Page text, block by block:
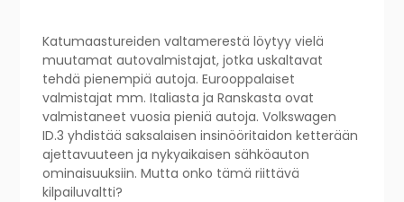
Katumaastureiden valtamerestä löytyy vielä
muutamat autovalmistajat, jotka uskaltavat
tehdä pienempiä autoja. Eurooppalaiset
valmistajat mm. Italiasta ja Ranskasta ovat
valmistaneet vuosia pieniä autoja. Volkswagen
ID.3 yhdistää saksalaisen insinööritaidon ketterään
ajettavuuteen ja nykyaikaisen sähköauton
ominaisuuksiin. Mutta onko tämä riittävä
kilpailuvaltti?